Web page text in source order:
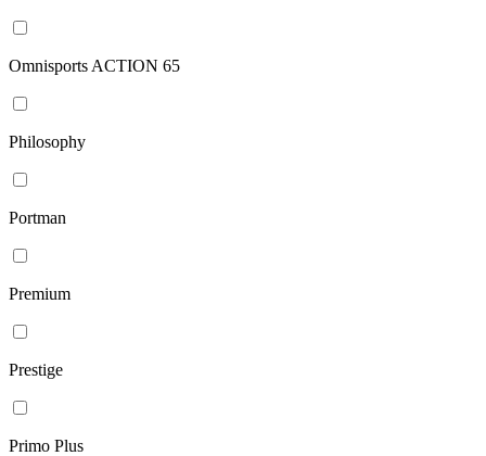
Omnisports ACTION 65
Philosophy
Portman
Premium
Prestige
Primo Plus